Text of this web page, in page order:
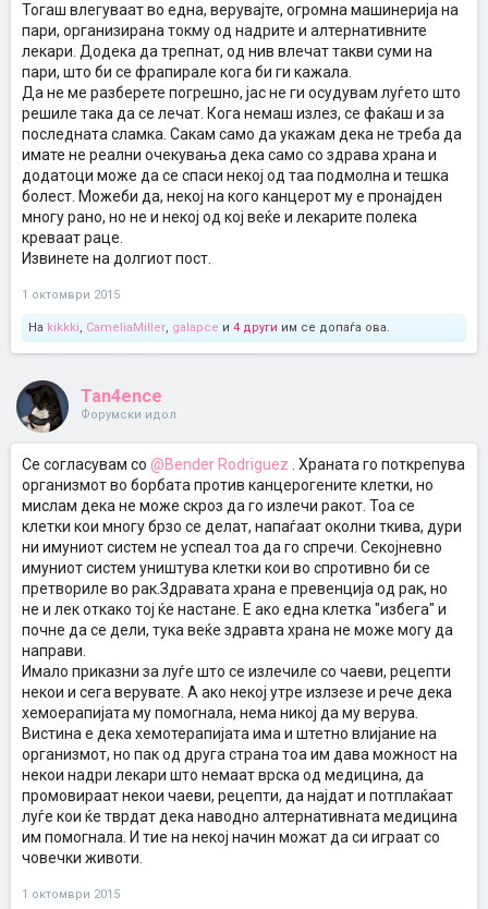
Тогаш влегуваат во една, верувајте, огромна машинерија на
пари, организирана токму од надрите и алтернативните
лекари. Додека да трепнат, од нив влечат такви суми на
пари, што би се фрапирале кога би ги кажала.
Да не ме разберете погрешно, јас не ги осудувам луѓето што
решиле така да се лечат. Кога немаш излез, се фаќаш и за
последната сламка. Сакам само да укажам дека не треба да
имате не реални очекувања дека само со здрава храна и
додатоци може да се спаси некој од таа подмолна и тешка
болест. Можеби да, некој на кого канцерот му е пронајден
многу рано, но не и некој од кој веќе и лекарите полека
креваат раце.
Извинете на долгиот пост.
1 октомври 2015
На kikkki, CameliaMiller, galapce и 4 други им се допаѓа ова.
Tan4ence
Форумски идол
Се согласувам со @Bender Rodriguez . Храната го поткрепува
организмот во борбата против канцерогените клетки, но
мислам дека не може скроз да го излечи ракот. Тоа се
клетки кои многу брзо се делат, напаѓаат околни ткива, дури
ни имуниот систем не успеал тоа да го спречи. Секојневно
имуниот систем уништува клетки кои во спротивно би се
претвориле во рак.Здравата храна е превенција од рак, но
не и лек откако тој ќе настане. Е ако една клетка "избега" и
почне да се дели, тука веќе здравта храна не може могу да
направи.
Имало приказни за луѓе што се излечиле со чаеви, рецепти
некои и сега верувате. А ако некој утре излзезе и рече дека
хемоерапијата му помогнала, нема никој да му верува.
Вистина е дека хемотерапијата има и штетно влијание на
организмот, но пак од друга страна тоа им дава можност на
некои надри лекари што немаат врска од медицина, да
промовираат некои чаеви, рецепти, да најдат и потплаќаат
луѓе кои ќе тврдат дека наводно алтернативната медицина
им помогнала. И тие на некој начин можат да си играат со
човечки животи.
1 октомври 2015